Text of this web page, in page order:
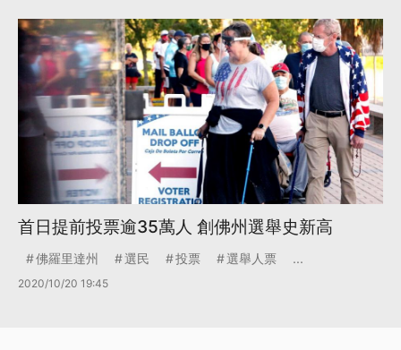
首日提前投票逾35萬人 創佛州選舉史新高
佛羅里達州 選民 投票 選舉人票 ...
2020/10/20 19:45